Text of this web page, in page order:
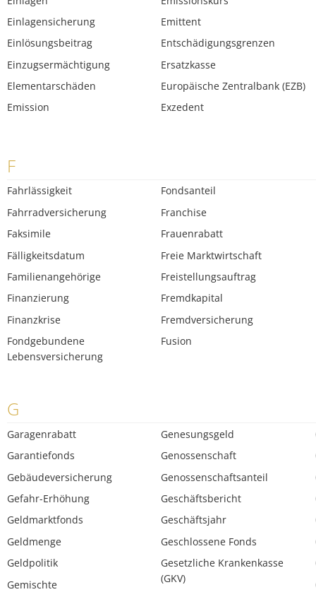
Einlagensicherung
Einlösungsbeitrag
Einzugsermächtigung
Elementarschäden
Emission
Emittent
Entschädigungsgrenzen
Ersatzkasse
Europäische Zentralbank (EZB)
Exzedent
F
Fahrlässigkeit
Fahrradversicherung
Faksimile
Fälligkeitsdatum
Familienangehörige
Finanzierung
Finanzkrise
Fondgebundene
Lebensversicherung
Fondsanteil
Franchise
Frauenrabatt
Freie Marktwirtschaft
Freistellungsauftrag
Fremdkapital
Fremdversicherung
Fusion
G
Garagenrabatt
Garantiefonds
Gebäudeversicherung
Gefahr-Erhöhung
Geldmarktfonds
Geldmenge
Geldpolitik
Gemischte
Genesungsgeld
Genossenschaft
Genossenschaftsanteil
Geschäftsbericht
Geschäftsjahr
Geschlossene Fonds
Gesetzliche Krankenkasse
(GKV)